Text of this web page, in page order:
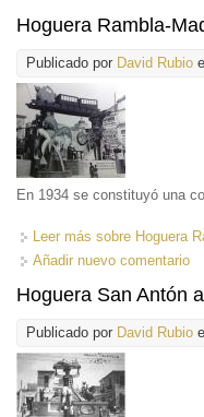
Hoguera Rambla-
Publicado por David Rubio
En 1934 se constituyó una
Leer más sobre Hoguera
Añadir nuevo comentario
Hoguera San Antón
Publicado por David Rubio